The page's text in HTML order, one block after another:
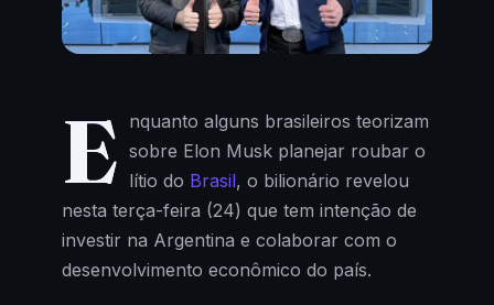
E nquanto alguns brasileiros teorizam
sobre Elon Musk planejar roubar o
lítio do Brasil, o bilionário revelou
nesta terça-feira (24) que tem intenção de
investir na Argentina e colaborar com o
desenvolvimento econômico do país.